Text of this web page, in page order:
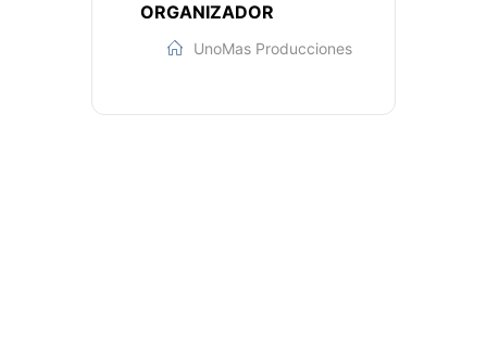
ORGANIZADOR
UnoMas Producciones